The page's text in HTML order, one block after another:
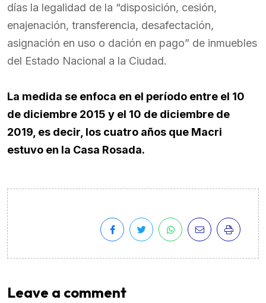
días la legalidad de la “disposición, cesión,
enajenación, transferencia, desafectación,
asignación en uso o dación en pago” de inmuebles
del Estado Nacional a la Ciudad.
La medida se enfoca en el período entre el 10
de diciembre 2015 y el 10 de diciembre de
2019, es decir, los cuatro años que Macri
estuvo en la Casa Rosada.
Leave a comment